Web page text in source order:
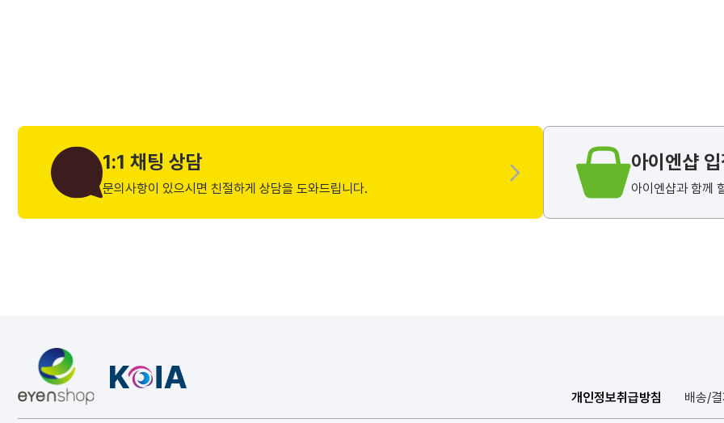
1:1 채팅 상담
문의사항이 있으시면 친절하게 상담을 도와드립니다.
아이엔샵
아이엔샵과 함께
개인정보취급방침 배송/